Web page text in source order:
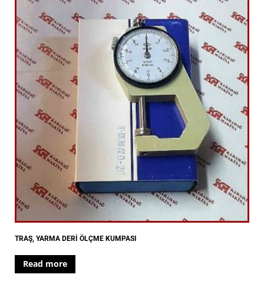
TRAŞ, YARMA DERİ ÖLÇME KUMPASI
Read more